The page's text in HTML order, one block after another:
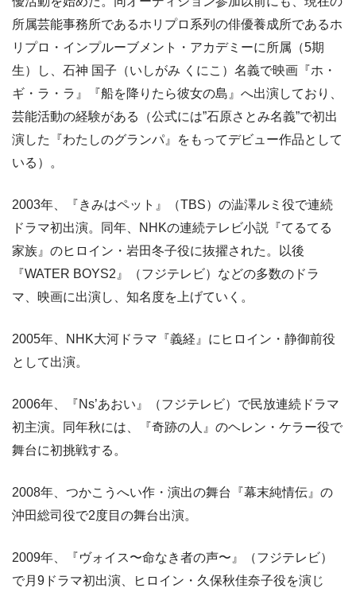
所属芸能事務所であるホリプロ系列の俳優養成所であるホ
リプロ・インプルーブメント・アカデミーに所属（5期
生）し、石神 国子（いしがみ くにこ）名義で映画『ホ・
ギ・ラ・ラ』『船を降りたら彼女の島』へ出演しており、
芸能活動の経験がある（公式には”石原さとみ名義”で初出
演した『わたしのグランパ』をもってデビュー作品として
いる）。
2003年、『きみはペット』（TBS）の澁澤ルミ役で連続
ドラマ初出演。同年、NHKの連続テレビ小説『てるてる
家族』のヒロイン・岩田冬子役に抜擢された。以後
『WATER BOYS2』（フジテレビ）などの多数のドラ
マ、映画に出演し、知名度を上げていく。
2005年、NHK大河ドラマ『義経』にヒロイン・静御前役
として出演。
2006年、『Ns’あおい』（フジテレビ）で民放連続ドラマ
初主演。同年秋には、『奇跡の人』のヘレン・ケラー役で
舞台に初挑戦する。
2008年、つかこうへい作・演出の舞台『幕末純情伝』の
沖田総司役で2度目の舞台出演。
2009年、『ヴォイス〜命なき者の声〜』（フジテレビ）
で月9ドラマ初出演、ヒロイン・久保秋佳奈子役を演じ